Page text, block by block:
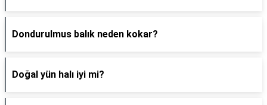
Dondurulmus balık neden kokar?
Doğal yün halı iyi mi?